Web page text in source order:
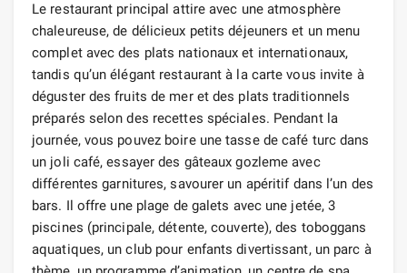
Le restaurant principal attire avec une atmosphère
chaleureuse, de délicieux petits déjeuners et un menu
complet avec des plats nationaux et internationaux,
tandis qu’un élégant restaurant à la carte vous invite à
déguster des fruits de mer et des plats traditionnels
préparés selon des recettes spéciales. Pendant la
journée, vous pouvez boire une tasse de café turc dans
un joli café, essayer des gâteaux gozleme avec
différentes garnitures, savourer un apéritif dans l’un des
bars. Il offre une plage de galets avec une jetée, 3
piscines (principale, détente, couverte), des toboggans
aquatiques, un club pour enfants divertissant, un parc à